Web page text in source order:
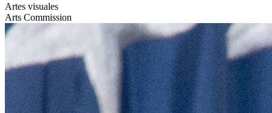
Artes visuales
Arts Commission